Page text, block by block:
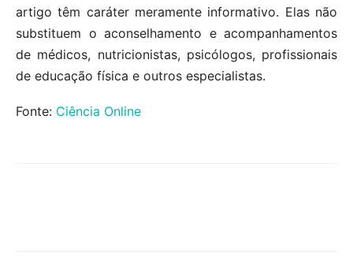
artigo têm caráter meramente informativo. Elas não
substituem o aconselhamento e acompanhamentos
de médicos, nutricionistas, psicólogos, profissionais
de educação física e outros especialistas.
Fonte: Ciência Online